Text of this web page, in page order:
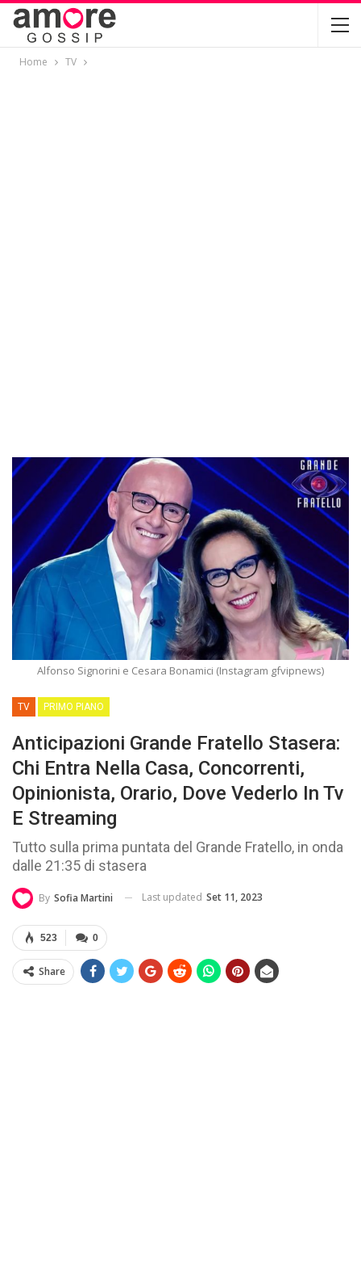
Home TV
Alfonso Signorini e Cesara Bonamici (Instagram gfvipnews)
TV PRIMO PIANO
Anticipazioni Grande Fratello Stasera:
Chi Entra Nella Casa, Concorrenti,
Opinionista, Orario, Dove Vederlo In Tv
E Streaming
Tutto sulla prima puntata del Grande Fratello, in onda
dalle 21:35 di stasera
By Sofia Martini Last updated Set 11, 2023
0
523
Share